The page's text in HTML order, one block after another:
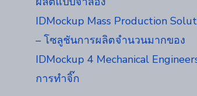
IDMockup Mass Production
– โซลูชันการผลิตจำนวนมากของ
IDMockup 4 Mechanical
การทำจิ๊ก